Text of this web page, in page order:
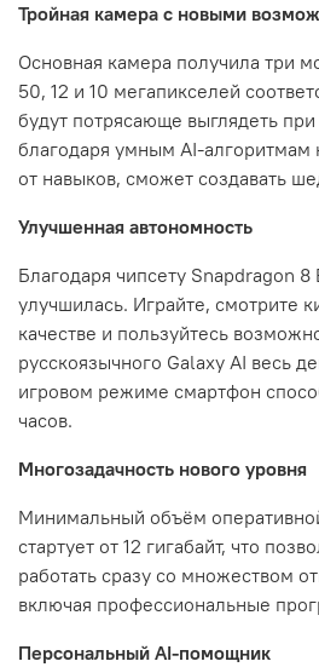
Тройная камера с новыми
Основная камера получила три
50, 12 и 10 мегапикселей
будут потрясающе выглядеть
благодаря умным AI-
от навыков, сможет создавать
Улучшенная автономность
Благодаря чипсету Snapdragon
улучшилась. Играйте, смотрите
качестве и пользуйтесь
русскоязычного Galaxy AI весь
игровом режиме смартфон
часов.
Многозадачность нового уровня
Минимальный объём
стартует от 12 гигабайт, что
работать сразу со множеством
включая профессиональные
Персональный AI-помощник